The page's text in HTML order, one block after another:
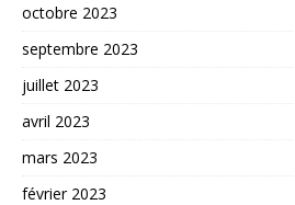
octobre 2023
septembre 2023
juillet 2023
avril 2023
mars 2023
février 2023